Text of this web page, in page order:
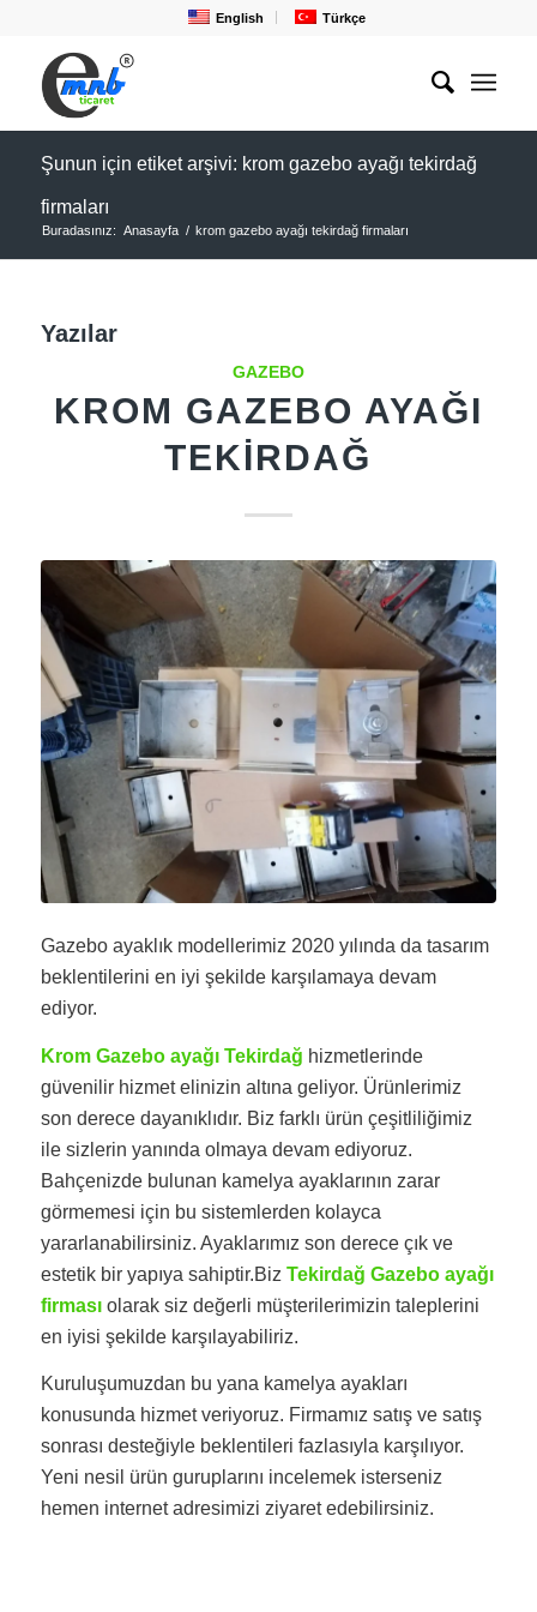
English Türkçe
Şunun için etiket arşivi: krom gazebo ayağı tekirdağ
firmaları
Buradasınız: Anasayfa / krom gazebo ayağı tekirdağ firmaları
Yazılar
GAZEBO
KROM GAZEBO AYAĞI
TEKIRDAĞ
Gazebo ayaklık modellerimiz 2020 yılında da tasarım
beklentilerini en iyi şekilde karşılamaya devam
ediyor.
Krom Gazebo ayağı Tekirdağ hizmetlerinde
güvenilir hizmet elinizin altına geliyor. Ürünlerimiz
son derece dayanıklıdır. Biz farklı ürün çeşitliliğimiz
ile sizlerin yanında olmaya devam ediyoruz.
Bahçenizde bulunan kamelya ayaklarının zarar
görmemesi için bu sistemlerden kolayca
yararlanabilirsiniz. Ayaklarımız son derece çık ve
estetik bir yapıya sahiptir.Biz Tekirdağ Gazebo ayağı
firmasıolarak siz değerli müşterilerimizin taleplerini
en iyisi şekilde karşılayabiliriz.
Kuruluşumuzdan bu yana kamelya ayakları
konusunda hizmet veriyoruz. Firmamız satış ve satış
sonrası desteğiyle beklentileri fazlasıyla karşılıyor.
Yeni nesil ürün guruplarını incelemek isterseniz
hemen internet adresimizi ziyaret edebilirsiniz.